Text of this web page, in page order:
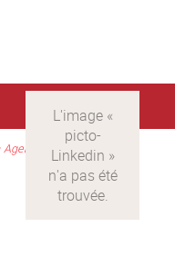
Agenda